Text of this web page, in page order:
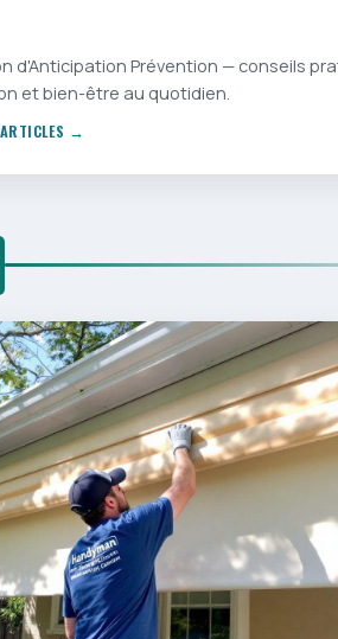
d'Anticipation Prévention — conseils
et bien-être au quotidien.
→